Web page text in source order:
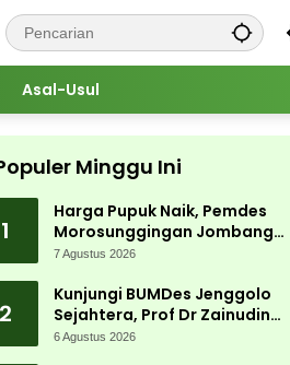
Asal-Usul
Minggu Ini
1
Harga Pupuk Naik, Pemdes
Morosunggingan Jombang
Cari Solusi Lewat Kajian
7 Agustus 2026
2
Kunjungi BUMDes Jenggolo
Sejahtera, Prof Dr Zainudin
Maliki: Kita Wujudkan
6 Agustus 2026